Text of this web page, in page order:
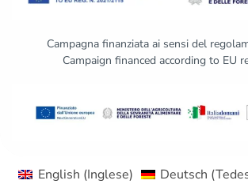
Campagna finanziata ai sensi del
Campaign financed according to EU
English (Inglese) Deutsch (